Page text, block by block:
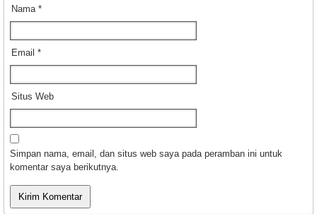
Nama *
Email *
Situs Web
Simpan nama, email, dan situs web saya pada peramban ini untuk
komentar saya berikutnya.